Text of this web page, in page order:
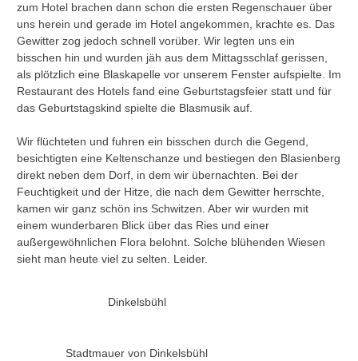
zum Hotel brachen dann schon die ersten Regenschauer über
uns herein und gerade im Hotel angekommen, krachte es. Das
Gewitter zog jedoch schnell vorüber. Wir legten uns ein
bisschen hin und wurden jäh aus dem Mittagsschlaf gerissen,
als plötzlich eine Blaskapelle vor unserem Fenster aufspielte. Im
Restaurant des Hotels fand eine Geburtstagsfeier statt und für
das Geburtstagskind spielte die Blasmusik auf.
Wir flüchteten und fuhren ein bisschen durch die Gegend,
besichtigten eine Keltenschanze und bestiegen den Blasienberg
direkt neben dem Dorf, in dem wir übernachten. Bei der
Feuchtigkeit und der Hitze, die nach dem Gewitter herrschte,
kamen wir ganz schön ins Schwitzen. Aber wir wurden mit
einem wunderbaren Blick über das Ries und einer
außergewöhnlichen Flora belohnt. Solche blühenden Wiesen
sieht man heute viel zu selten. Leider.
Dinkelsbühl
Stadtmauer von Dinkelsbühl